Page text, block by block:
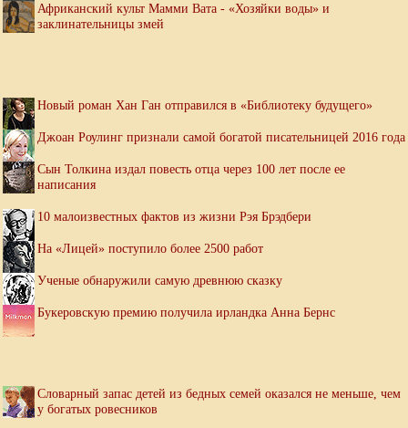
Африканский культ Мамми Вата - «Хозяйки воды» и
заклинательницы змей
Новый роман Хан Ган отправился в «Библиотеку будущего»
Джоан Роулинг признали самой богатой писательницей 2016 года
Сын Толкина издал повесть отца через 100 лет после ее
написания
10 малоизвестных фактов из жизни Рэя Брэдбери
На «Лицей» поступило более 2500 работ
Ученые обнаружили самую древнюю сказку
Букеровскую премию получила ирландка Анна Бернс
Словарный запас детей из бедных семей оказался не меньше, чем
у богатых ровесников